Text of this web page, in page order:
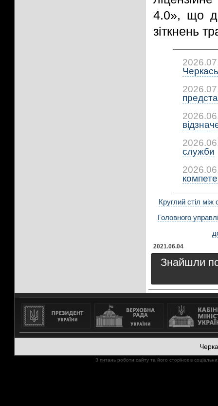
4.0», що
зіткнень
служби
2021.06.04
Круглий стіл між
Головного
Знайшли
З питань роботи сайту та його сторінок в